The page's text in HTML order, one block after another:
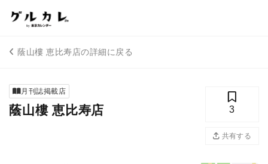
蔭山樓 恵比寿店の詳細に戻る
月刊誌掲載店
蔭山樓 恵比寿店 3
共有する